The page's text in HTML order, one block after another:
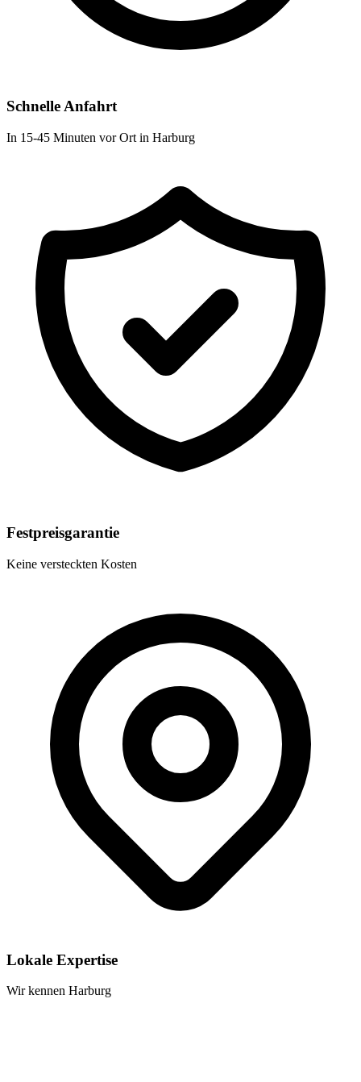
Schnelle Anfahrt
In 15-45 Minuten vor Ort in Harburg
Festpreisgarantie
Keine versteckten Kosten
Lokale Expertise
Wir kennen Harburg